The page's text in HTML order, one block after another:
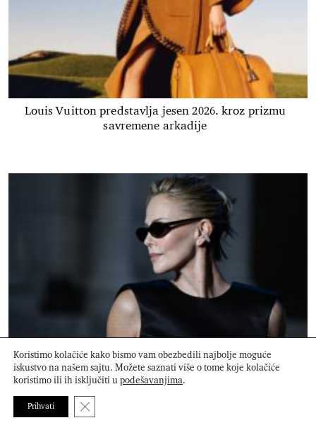
Louis Vuitton predstavlja jesen 2026. kroz prizmu
savremene arkadije
Charlize Theron pokazala kako jedan komad nakita
može da transformiše ceo stajling
Koristimo kolačiće kako bismo vam obezbedili najbolje moguće
iskustvo na našem sajtu. Možete saznati više o tome koje kolačiće
koristimo ili ih isključiti upodešavanjima.
Prihvati Close GDPR Cookie Banner